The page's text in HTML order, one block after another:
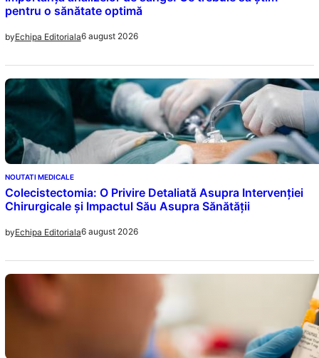
pentru o sănătate optimă
byEchipa Editoriala6 august 2026
NOUTATI MEDICALE
Colecistectomia: O Privire Detaliată Asupra Intervenției
Chirurgicale și Impactul Său Asupra Sănătății
byEchipa Editoriala6 august 2026